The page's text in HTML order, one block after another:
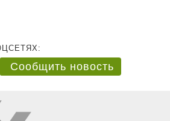
Сообщить новость